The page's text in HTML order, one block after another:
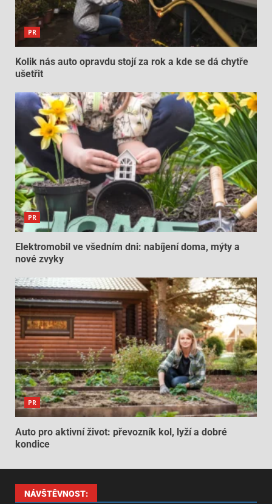
PR
Kolik nás auto opravdu stojí za rok a kde se dá chytře
ušetřit
PR
Elektromobil ve všedním dni: nabíjení doma, mýty a
nové zvyky
PR
Auto pro aktivní život: převozník kol, lyží a dobré
kondice
NÁVŠTĚVNOST: